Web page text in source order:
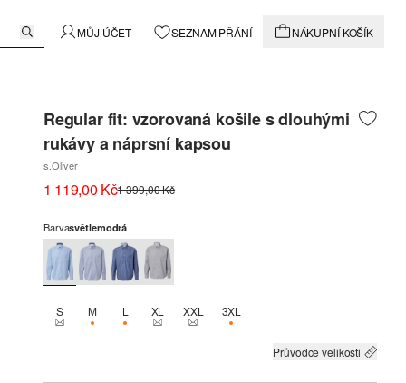
MŮJ ÚČET SEZNAM PŘÁNÍ NÁKUPNÍ KOŠÍK
Regular fit: vzorovaná košile s dlouhými
rukávy a náprsní kapsou
s.Oliver
1 119,00 Kč1 399,00 Kč
Barvasvětlemodrá
STHIS SIZE IS CURRENTLY OUT OF STOCK
MK DISPOZICI POUZE 1
LK DISPOZICI POUZE 1
XLTHIS SIZE IS CURRENTLY OUT OF STOCK
XXLTHIS SIZE IS CURRENTLY OUT OF STOCK
3XLK DISPOZICI POUZE 2
Průvodce velikosti